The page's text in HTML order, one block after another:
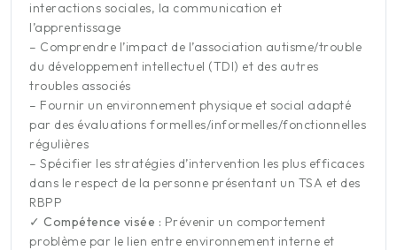
interactions sociales, la communication et
l’apprentissage
– Comprendre l’impact de l’association autisme/trouble
du développement intellectuel (TDI) et des autres
troubles associés
– Fournir un environnement physique et social adapté
par des évaluations formelles/informelles/fonctionnelles
régulières
– Spécifier les stratégies d’intervention les plus efficaces
dans le respect de la personne présentant un TSA et des
RBPP
✓ Compétence visée : Prévenir un comportement
problème par le lien entre environnement interne et